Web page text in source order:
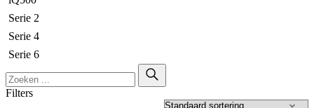
Serie 2
Serie 4
Serie 6
Filters